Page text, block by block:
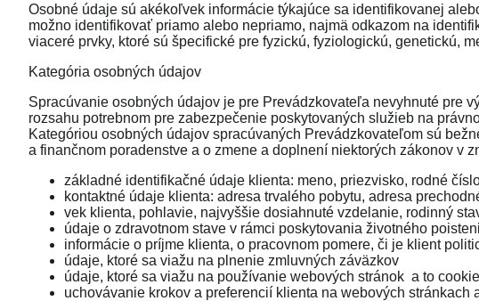
Osobné údaje sú akékoľvek informácie týkajúce sa identifikovanej
možno identifikovať priamo alebo nepriamo, najmä odkazom na
viaceré prvky, ktoré sú špecifické pre fyzickú, fyziologickú, genetickú,
Kategória osobných údajov
Spracúvanie osobných údajov je pre Prevádzkovateľa nevyhnuté pre
rozsahu potrebnom pre zabezpečenie poskytovaných služieb na
Kategóriou osobných údajov spracúvaných Prevádzkovateľom sú
a finančnom poradenstve a o zmene a doplnení niektorých zákonov v
základné identifikačné údaje klienta: meno, priezvisko, rodné
kontaktné údaje klienta: adresa trvalého pobytu, adresa
vek klienta, pohlavie, najvyššie dosiahnuté vzdelanie, rodinný
údaje o zdravotnom stave v rámci poskytovania životného
informácie o príjme klienta, o pracovnom pomere, či je klient
údaje, ktoré sa viažu na plnenie zmluvných záväzkov
údaje, ktoré sa viažu na používanie webových stránok a to
uchovávanie krokov a preferencií klienta na webových stránkach